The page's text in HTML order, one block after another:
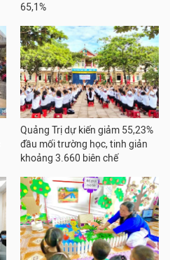
65,1%
Quảng Trị dự kiến giảm 55,23%
đầu mối trường học, tinh giản
khoảng 3.660 biên chế